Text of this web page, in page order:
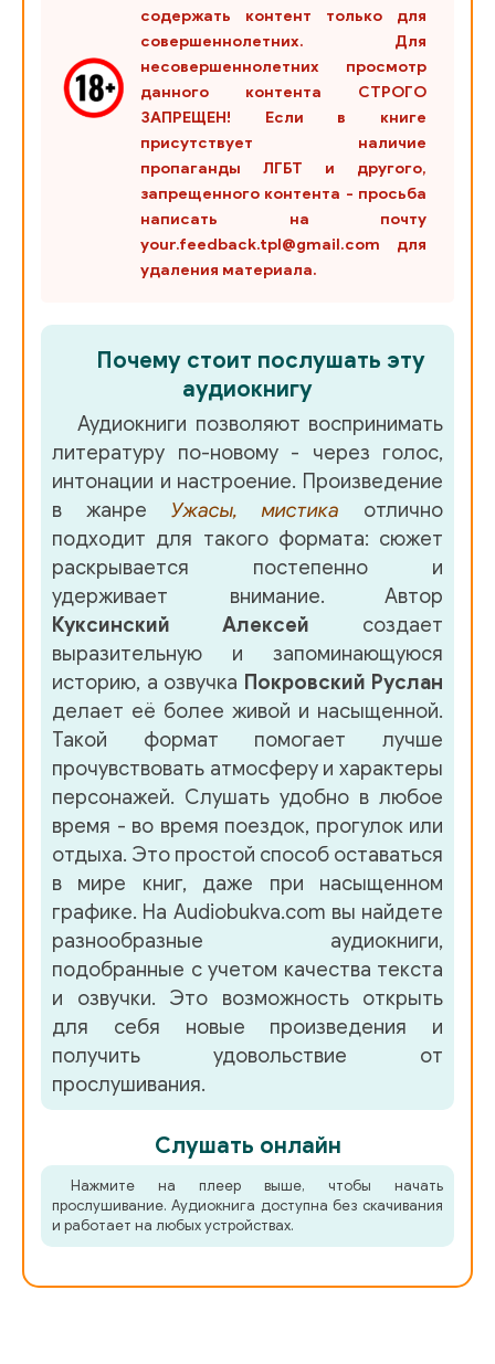
содержать контент только для
совершеннолетних. Для
несовершеннолетних просмотр
данного контента СТРОГО
ЗАПРЕЩЕН! Если в книге
присутствует наличие
пропаганды ЛГБТ и другого,
запрещенного контента - просьба
написать на почту
your.feedback.tpl@gmail.com для
удаления материала.
Почему стоит послушать эту
аудиокнигу
Аудиокниги позволяют воспринимать
литературу по-новому - через голос,
интонации и настроение. Произведение
в жанре Ужасы, мистика отлично
подходит для такого формата: сюжет
раскрывается постепенно и
удерживает внимание. Автор
Куксинский Алексей создает
выразительную и запоминающуюся
историю, а озвучка Покровский Руслан
делает её более живой и насыщенной.
Такой формат помогает лучше
прочувствовать атмосферу и характеры
персонажей. Слушать удобно в любое
время - во время поездок, прогулок или
отдыха. Это простой способ оставаться
в мире книг, даже при насыщенном
графике. На Audiobukva.com вы найдете
разнообразные аудиокниги,
подобранные с учетом качества текста
и озвучки. Это возможность открыть
для себя новые произведения и
получить удовольствие от
прослушивания.
Слушать онлайн
Нажмите на плеер выше, чтобы начать
прослушивание. Аудиокнига доступна без скачивания
и работает на любых устройствах.